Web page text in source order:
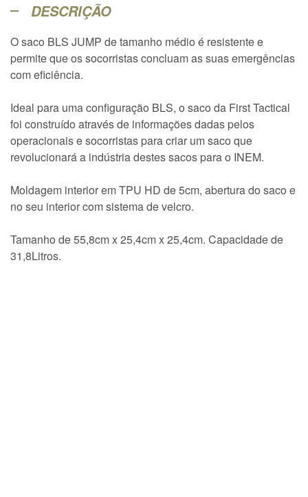
DESCRIÇÃO
O saco BLS JUMP de tamanho médio é resistente e
permite que os socorristas concluam as suas emergências
com eficiência.
Ideal para uma configuração BLS, o saco da First Tactical
foi construído através de informações dadas pelos
operacionais e socorristas para criar um saco que
revolucionará a indústria destes sacos para o INEM.
Moldagem interior em TPU HD de 5cm, abertura do saco e
no seu interior com sistema de velcro.
Tamanho de 55,8cm x 25,4cm x 25,4cm. Capacidade de
31,8Litros.